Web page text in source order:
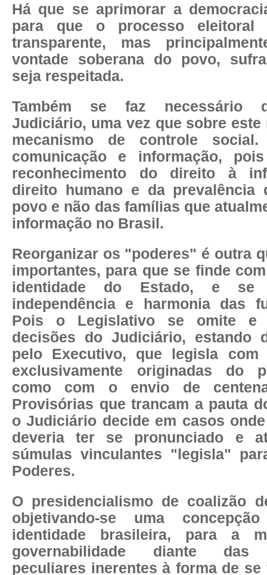
Há que se aprimorar a
para que o processo eleitoral
transparente, mas
vontade soberana do povo,
seja respeitada.
Também se faz necessário
Judiciário, uma vez que sobre este
mecanismo de controle
comunicação e informação,
reconhecimento do direito à
direito humano e da prevalência
povo e não das famílias que
informação no Brasil.
Reorganizar os "poderes" é outra
importantes, para que se finde
identidade do Estado, e se
independência e harmonia das
Pois o Legislativo se omite e
decisões do Judiciário, estando
pelo Executivo, que legisla
exclusivamente originadas do
como com o envio de
Provisórias que trancam a pauta
o Judiciário decide em casos
deveria ter se pronunciado e
súmulas vinculantes "legisla"
Poderes.
O presidencialismo de coalizão
objetivando-se uma
identidade brasileira, para a
governabilidade diante das
peculiares inerentes à forma de